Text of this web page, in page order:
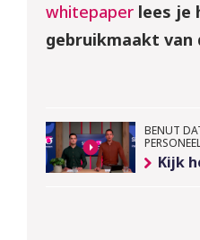
whitepaperlees je
gebruikmaakt van
BENUT
Kijk